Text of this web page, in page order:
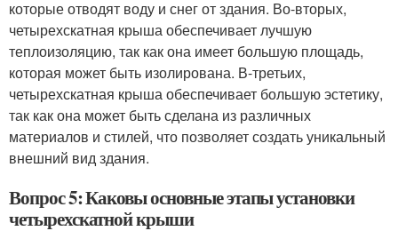
которые отводят воду и снег от здания. Во-вторых,
четырехскатная крыша обеспечивает лучшую
теплоизоляцию, так как она имеет большую площадь,
которая может быть изолирована. В-третьих,
четырехскатная крыша обеспечивает большую эстетику,
так как она может быть сделана из различных
материалов и стилей, что позволяет создать уникальный
внешний вид здания.
Вопрос 5: Каковы основные этапы установки
четырехскатной крыши